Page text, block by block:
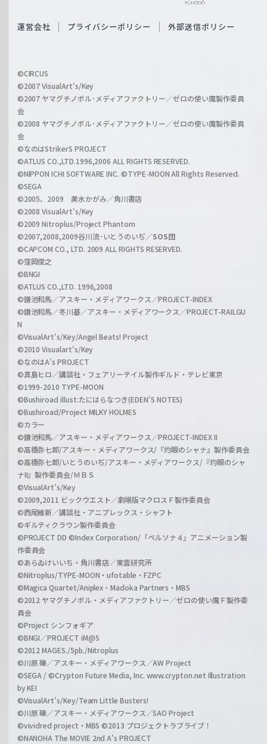
c
a
r
z
O
i
l
h
a
n
l
運営会社 プライバシーポリシー 外部送信ポリシー
©CIRCUS
©2007 VisualArt's/Key
©2007 ヤマグチノボル･メディアファクトリー／ゼロの使い魔製作委員
会
©2008 ヤマグチノボル･メディアファクトリー／ゼロの使い魔製作委員
会
©なのはStrikerS PROJECT
©ATLUS CO.,LTD.1996,2006 ALL RIGHTS RESERVED.
©NIPPON ICHI SOFTWARE INC. ©TYPE-MOON All Rights Reserved.
©SEGA
©2005、2009 美水かがみ／角川書店
©2008 VisualArt's/Key
©2009 Nitroplus/Project Phantom
©2007,2008,2009谷川流･いとうのいぢ／SOS団
©CAPCOM CO., LTD. 2009 ALL RIGHTS RESERVED.
©窪岡俊之
©BNGI
©ATLUS CO.,LTD. 1996,2008
©鎌池和馬／アスキー・メディアワークス／PROJECT-INDEX
©鎌池和馬／冬川基／アスキー・メディアワークス／PROJECT-RAILGU
N
©VisualArt's/Key/Angel Beats! Project
©2010 Visualart's/Key
©なのはA's PROJECT
©真島ヒロ／講談社・フェアリーテイル製作ギルド・テレビ東京
©1999-2010 TYPE-MOON
©Bushiroad illust:たにはらなつき(EDEN'S NOTES)
©Bushiroad/Project MILKY HOLMES
©カラー
©鎌池和馬／アスキー・メディアワークス／PROJECT-INDEX II
©高橋弥七郎/アスキー・メディアワークス/『灼眼のシャナ』製作委員会
©高橋弥七郎/いとうのいぢ/アスキー・メディアワークス/『灼眼のシャ
ナII』製作委員会/ＭＢＳ
©VisualArt's/Key
©2009,2011 ビックウエスト／劇場版マクロスＦ製作委員会
©西尾維新／講談社・アニプレックス・シャフト
©ギルティクラウン製作委員会
©PROJECT DD ©Index Corporation/「ペルソナ４」アニメーション製
作委員会
©あらゐけいいち・角川書店／東雲研究所
©Nitroplus/TYPE-MOON・ufotable・FZPC
©Magica Quartet/Aniplex・Madoka Partners・MBS
©2012 ヤマグチノボル・メディアファクトリー／ゼロの使い魔Ｆ製作委
員会
©Project シンフォギア
©BNGI／PROJECT iM@S
©2012 MAGES./5pb./Nitroplus
©川原 礫／アスキー・メディアワークス／AW Project
©SEGA / ©Crypton Future Media, Inc. www.crypton.net Illustration
by KEI
©VisualArt's/Key/Team Little Busters!
©川原 礫／アスキー・メディアワークス／SAO Project
©vividred project・MBS ©2013 プロジェクトラブライブ！
©NANOHA The MOVIE 2nd A's PROJECT